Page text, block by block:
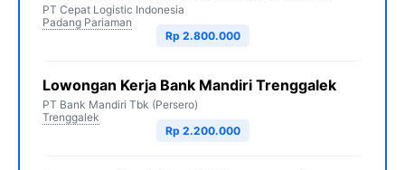
PT Cepat Logistic Indonesia
Padang Pariaman
Rp 2.800.000
Lowongan Kerja Bank Mandiri Trenggalek
PT Bank Mandiri Tbk (Persero)
Trenggalek
Rp 2.200.000